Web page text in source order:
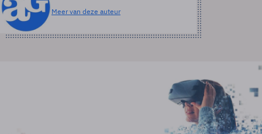
Meer van deze auteur